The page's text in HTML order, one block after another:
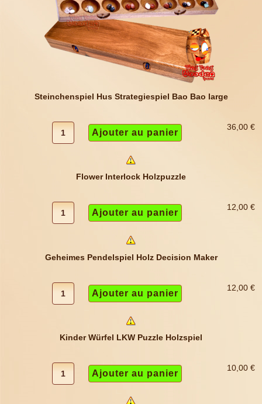
Steinchenspiel Hus Strategiespiel Bao Bao large
36,00 €
Flower Interlock Holzpuzzle
12,00 €
Geheimes Pendelspiel Holz Decision Maker
12,00 €
Kinder Würfel LKW Puzzle Holzspiel
10,00 €